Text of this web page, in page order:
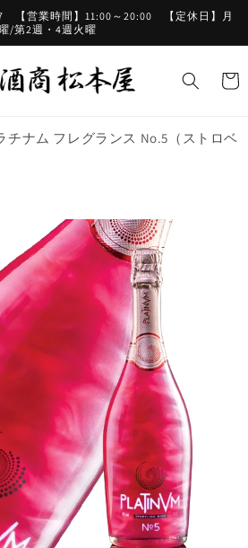
【営業時間】11:00～20:00 【定休日】月
/第2週・4週火曜
ー
チナム フレグランス No.5（ストロベ